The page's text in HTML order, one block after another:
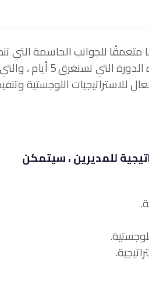
متعمقًا للجوانب الحاسمة التي
تستغرق 5 أيام ، والتي
للاستراتيجيات اللوجستية
للمديرين ، سيتمكن